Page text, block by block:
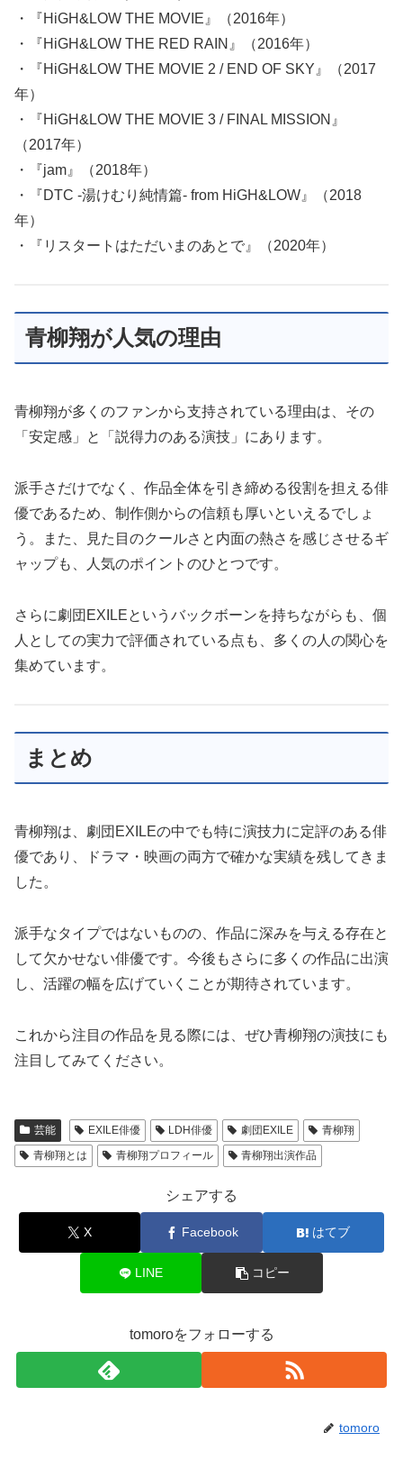
・『HiGH&LOW THE MOVIE』（2016年）
・『HiGH&LOW THE RED RAIN』（2016年）
・『HiGH&LOW THE MOVIE 2 / END OF SKY』（2017
年）
・『HiGH&LOW THE MOVIE 3 / FINAL MISSION』
（2017年）
・『jam』（2018年）
・『DTC -湯けむり純情篇- from HiGH&LOW』（2018
年）
・『リスタートはただいまのあとで』（2020年）
青柳翔が人気の理由
青柳翔が多くのファンから支持されている理由は、その
「安定感」と「説得力のある演技」にあります。
派手さだけでなく、作品全体を引き締める役割を担える俳
優であるため、制作側からの信頼も厚いといえるでしょ
う。また、見た目のクールさと内面の熱さを感じさせるギ
ャップも、人気のポイントのひとつです。
さらに劇団EXILEというバックボーンを持ちながらも、個
人としての実力で評価されている点も、多くの人の関心を
集めています。
まとめ
青柳翔は、劇団EXILEの中でも特に演技力に定評のある俳
優であり、ドラマ・映画の両方で確かな実績を残してきま
した。
派手なタイプではないものの、作品に深みを与える存在と
して欠かせない俳優です。今後もさらに多くの作品に出演
し、活躍の幅を広げていくことが期待されています。
これから注目の作品を見る際には、ぜひ青柳翔の演技にも
注目してみてください。
芸能 EXILE俳優 LDH俳優 劇団EXILE
青柳翔
青柳翔とは
青柳翔プロフィール 青柳翔出演作品
シェアする
X Facebook はてブ
LINE コピー
tomoroをフォローする
tomoro